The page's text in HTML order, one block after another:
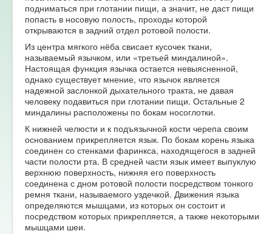
подниматься при глотании пищи, а значит, не даст пищи
попасть в носовую полость, проходы которой
открываются в задний отдел ротовой полости.
Из центра мягкого нёба свисает кусочек ткани,
называемый язычком, или «третьей миндалиной».
Настоящая функция язычка остается невыясненной,
однако существует мнение, что язычок является
надежной заслонкой дыхательного тракта, не давая
человеку подавиться при глотании пищи. Остальные 2
миндалины расположены по бокам носоглотки.
К нижней челюсти и к подъязычной кости черепа своим
основанием прикрепляется язык. По бокам корень языка
соединен со стенками фаринкса, находящегося в задней
части полости рта. В средней части язык имеет выпуклую
верхнюю поверхность, нижняя его поверхность
соединена с дном ротовой полости посредством тонкого
ремня ткани, называемого уздечкой. Движения языка
определяются мышцами, из которых он состоит и
посредством которых прикрепляется, а также некоторыми
мышцами шеи.